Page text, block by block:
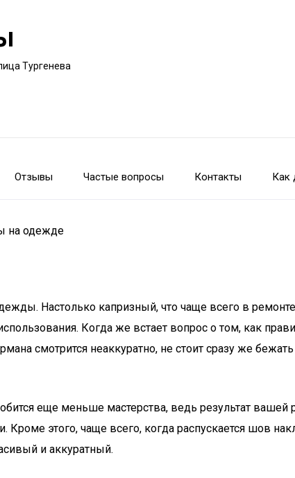
Тургенева
Отзывы Частые вопросы Контакты Как
на одежде
Настолько капризный, что чаще всего в
Когда же встает вопрос о том, как
смотрится неаккуратно, не стоит сразу же
еще меньше мастерства, ведь результат вашей
этого, чаще всего, когда распускается шов
и аккуратный.